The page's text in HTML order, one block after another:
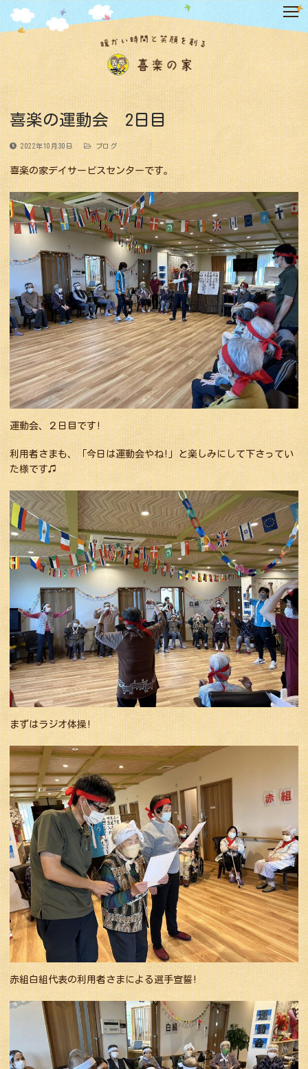
テ
ン
ツ
へ
ス
キ
ッ
プ
喜楽の運動会 2日目
2022年10月30日 ブログ
喜楽の家デイサービスセンターです。
運動会、２日目です!
利用者さまも、「今日は運動会やね!」と楽しみにして下さってい
た様です♫
まずはラジオ体操!
赤組白組代表の利用者さまによる選手宣誓!